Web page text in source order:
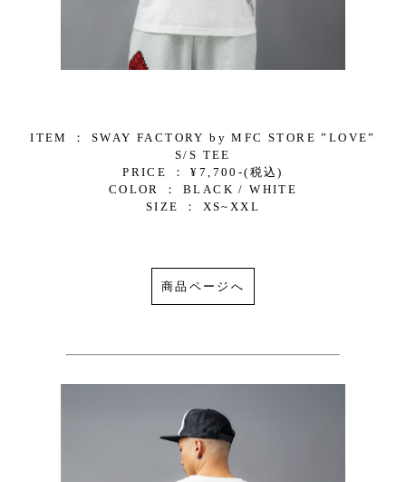
ITEM ： SWAY FACTORY by MFC STORE ”LOVE”
S/S TEE
PRICE ： ¥7,700-(税込)
COLOR ： BLACK / WHITE
SIZE ： XS~XXL
商品ページへ